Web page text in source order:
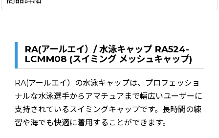
RA(アールエイ）/ 水泳キャップ RA524-
LCMM08 (スイミング メッシュキャップ)
RA(アールエイ）の水泳キャップは、プロフェッショ
ナルな水泳選手からアマチュアまで幅広いユーザーに
支持されているスイミングキャップです。長時間の練
習や海でも快適に着用することができます。